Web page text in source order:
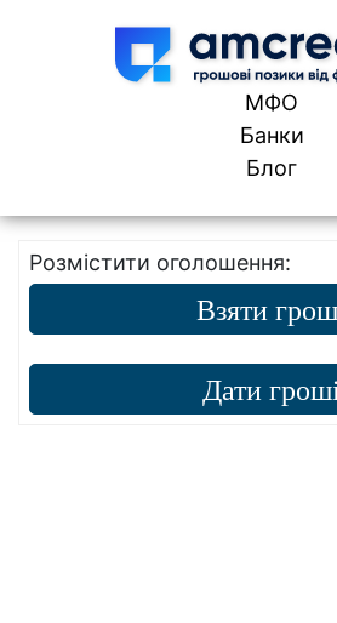
МФО
Банки
Блог
Розмістити оголошення:
Взяти
Дати